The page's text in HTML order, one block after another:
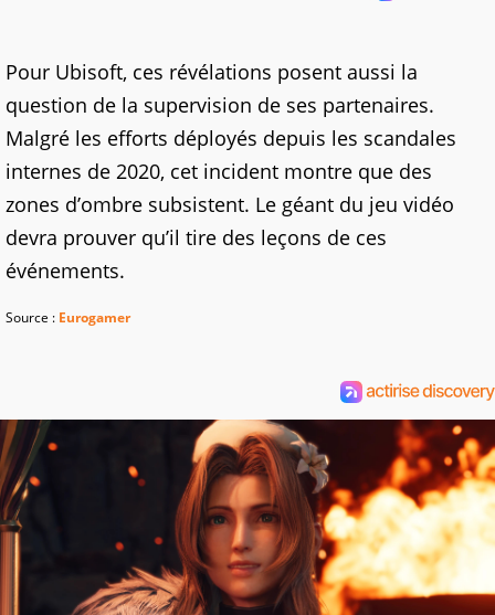
Pour Ubisoft, ces révélations posent aussi la
question de la supervision de ses partenaires.
Malgré les efforts déployés depuis les scandales
internes de 2020, cet incident montre que des
zones d’ombre subsistent. Le géant du jeu vidéo
devra prouver qu’il tire des leçons de ces
événements.
Source : Eurogamer